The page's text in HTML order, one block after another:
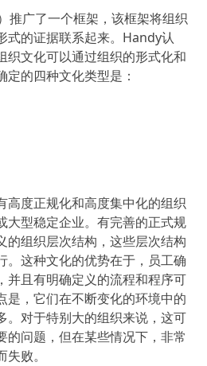
推广了一个框架，该框架将组织
式的证据联系起来。Handy认
织文化可以通过组织的形式化和
的四种文化类型是：
高度正规化和高度集中化的组织
大型稳定企业。有完善的正式规
的组织层次结构，这些层次结构
。这种文化的优势在于，员工确
并且有明确定义的流程和程序可
是，它们在不断变化的环境中的
。对于特别大的组织来说，这可
的问题，但在某些情况下，非常
败。